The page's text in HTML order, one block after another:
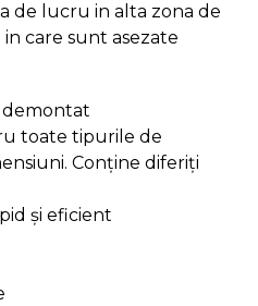
de lucru in alta zona de
care sunt asezate
demontat
toate tipurile de
Conţine diferiţi
şi eficient